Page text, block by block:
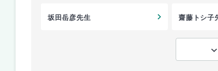
坂田岳彦先生 齋藤トシ子